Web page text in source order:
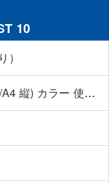
10
請求書 (インボイス対応/自動計算/A4 縦) カラー 使い方解説あり